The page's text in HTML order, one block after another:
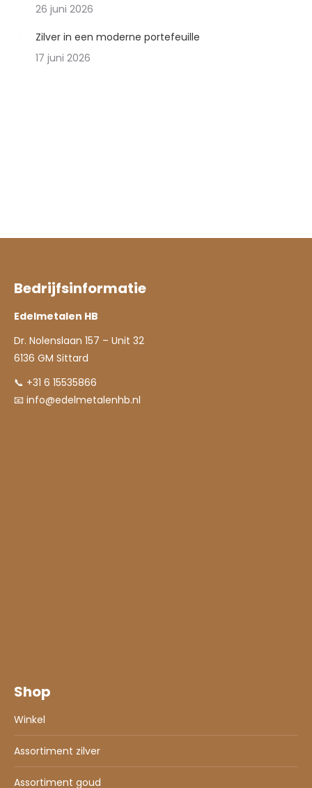
26 juni 2026
Zilver in een moderne portefeuille
17 juni 2026
Bedrijfsinformatie
Edelmetalen HB
Dr. Nolenslaan 157 – Unit 32
6136 GM Sittard
📞 +31 6 15535866
📧 info@edelmetalenhb.nl
Shop
Winkel
Assortiment zilver
Assortiment goud